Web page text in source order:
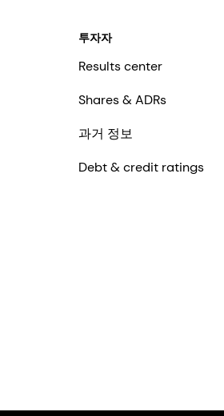
투자자
Results center
Shares & ADRs
과거 정보
Debt & credit ratings